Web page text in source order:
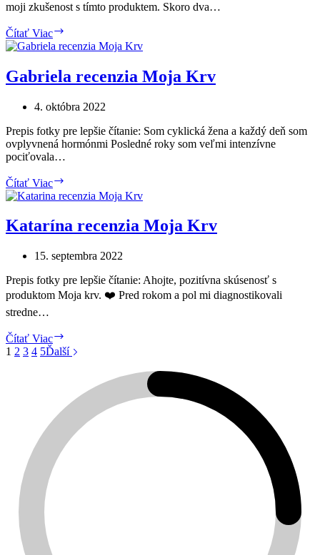
moji zkušenost s tímto produktem. Skoro dva…
Čítať Viac
recenzia
Gabriela recenzia Moja Krv
4. októbra 2022
Prepis fotky pre lepšie čítanie: Som cyklická žena a každý deň som
ovplyvnená hormónmi Posledné roky som veľmi intenzívne
pociťovala…
Čítať Viac
recenzia
Katarína recenzia Moja Krv
15. septembra 2022
Prepis fotky pre lepšie čítanie: Ahojte, pozitívna skúsenosť s
produktom Moja krv. ❤️ Pred rokom a pol mi diagnostikovali
stredne…
Čítať Viac
recenzia
1 2 3 4 5Ďalší